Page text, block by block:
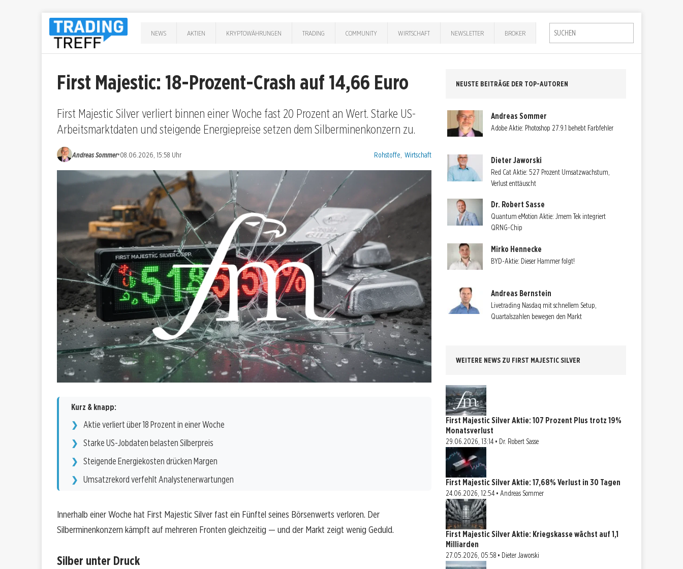
NEWS AKTIEN KRYPTOWÄHRUNGEN TRADING COMMUNITY WIRTSCHAFT NEWSLETTER BROKER
First Majestic: 18-Prozent-Crash auf 14,66 Euro
First Majestic Silver verliert binnen einer Woche fast 20 Prozent an Wert. Starke US-
Arbeitsmarktdaten und steigende Energiepreise setzen dem Silberminenkonzern zu.
Andreas Sommer•08.06.2026, 15:58 Uhr Kategorien:
Rohstoffe Wirtschaft
Kurz & knapp:
Aktie verliert über 18 Prozent in einer Woche
Starke US-Jobdaten belasten Silberpreis
Steigende Energiekosten drücken Margen
Umsatzrekord verfehlt Analystenerwartungen
Innerhalb einer Woche hat First Majestic Silver fast ein Fünftel seines Börsenwerts verloren. Der
Silberminenkonzern kämpft auf mehreren Fronten gleichzeitig — und der Markt zeigt wenig Geduld.
Silber unter Druck
NEUSTE BEITRÄGE DER TOP-AUTOREN
Andreas Sommer
Adobe Aktie: Photoshop 27.9.1 behebt Farbfehler
Dieter Jaworski
Red Cat Aktie: 527 Prozent Umsatzwachstum,
Verlust enttäuscht
Dr. Robert Sasse
Quantum eMotion Aktie: Jmem Tek integriert
QRNG-Chip
Mirko Hennecke
BYD-Aktie: Dieser Hammer folgt!
Andreas Bernstein
Livetrading Nasdaq mit schnellem Setup,
Quartalszahlen bewegen den Markt
WEITERE NEWS ZU FIRST MAJESTIC SILVER
First Majestic Silver Aktie: 107 Prozent Plus trotz 19%
Monatsverlust
29.06.2026, 13:14 • Dr. Robert Sasse
First Majestic Silver Aktie: 17,68% Verlust in 30 Tagen
24.06.2026, 12:54 • Andreas Sommer
First Majestic Silver Aktie: Kriegskasse wächst auf 1,1
Milliarden
27.05.2026, 05:58 • Dieter Jaworski